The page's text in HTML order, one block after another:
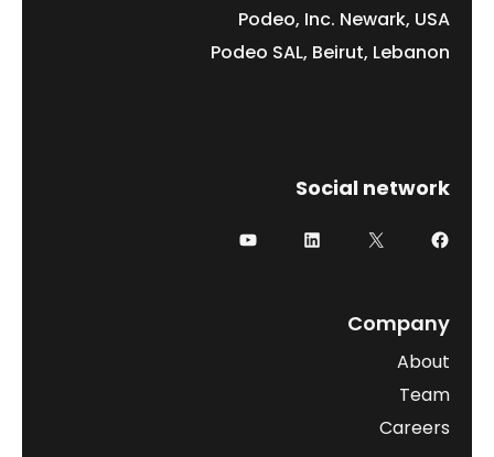
Podeo, Inc. Newark, USA
Podeo SAL, Beirut, Lebanon
Social network
فيسبوك
إكس لينكد إن يوتيوب
Company
About
Team
Careers